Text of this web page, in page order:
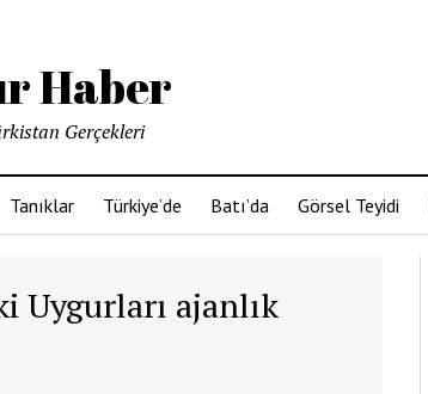
Haber
Gerçekleri
Tanıklar Türkiye’de Batı’da Görsel Teyidi
Uygurları ajanlık